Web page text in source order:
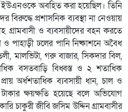
ইউএনওকে অবহিত করা হয়েছিল। তিনি
প্রশাসনিক ব্যবস্থা না নেওয়ায়
গ্রামবাসী ও ব্যবসায়ীদের বহন করতে
পাহাড়ী ঢলের পানি নিষ্কাশনে অবৈধ
মালভিটা, গরু বাজার, সিকদার বিল,
বসতবাড়ি বিধ্বস্ত ও ২ শতাধিক
অর্ধশতাধিক ব্যবসায়ী ধান, চাল ও
ক্ষয়ক্ষতি হয়েছে বলে অভিযোগ
চাকুরী জীবি জসিম উদ্দিন গ্রামবাসীর